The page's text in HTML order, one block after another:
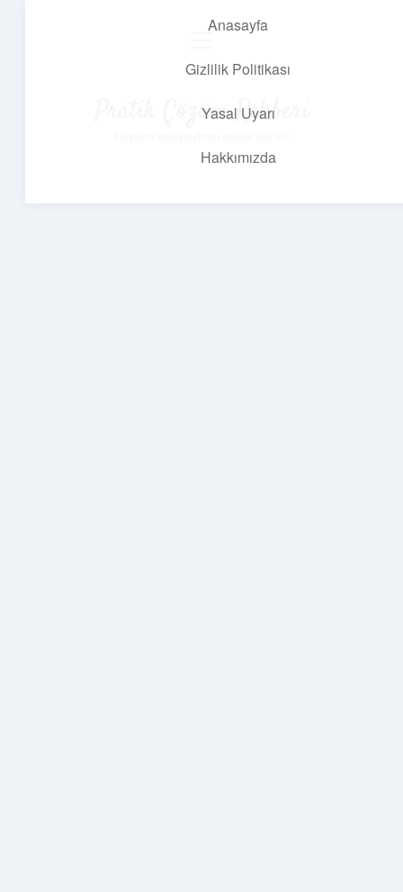
Anasayfa
Gizlilik Politikası
Yasal Uyarı
Hakkımızda
Pratik Çözüm Rehberi